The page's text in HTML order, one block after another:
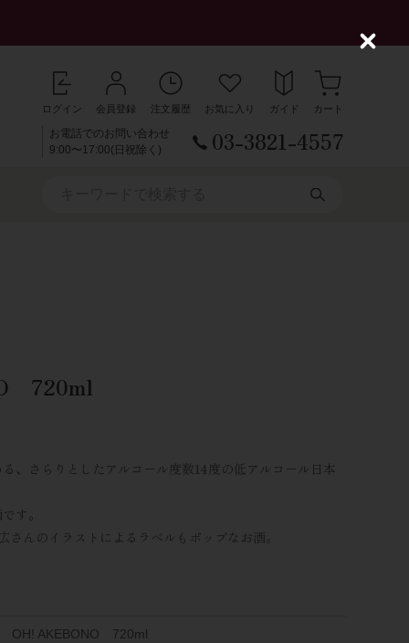
ログイン 会員登録 注文履歴 お気に入り ガイド カート
お電話でのお問い合わせ
9:00〜17:00(日祝除く)
03-3821-4557
720ml
、さらりとしたアルコール度数14度の低アルコール日本
す。
んのイラストによるラベルもポップなお酒。
OH! AKEBONO 720ml
C